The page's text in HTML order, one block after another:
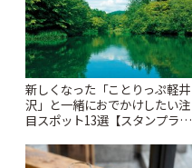
新しくなった「ことりっぷ軽井
沢」と一緒におでかけしたい注
目スポット13選【スタンプラリ